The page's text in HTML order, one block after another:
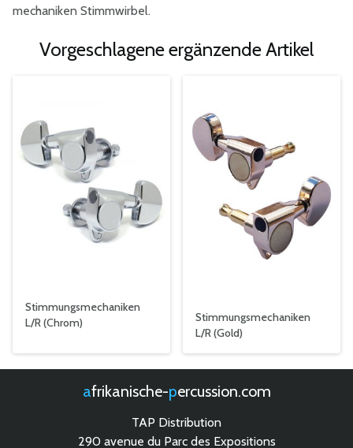
mechaniken Stimmwirbel.
Vorgeschlagene ergänzende Artikel
Stimmungsmechaniken
L/R (Chrom)
Stimmungsmechaniken
L/R (Gold)
afrikanische- percussion.com
TAP Distribution
290 avenue du Parc des Expositions